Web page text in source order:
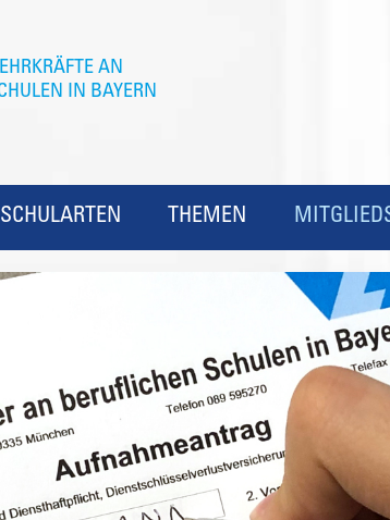
SCHULARTEN THEMEN